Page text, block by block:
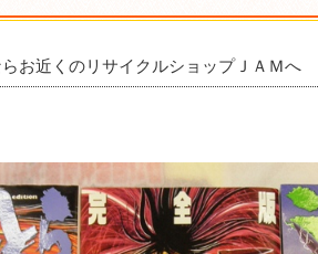
お近くのリサイクルショップＪＡＭへ